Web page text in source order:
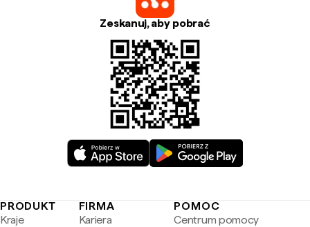
Zeskanuj, aby pobrać
PRODUKT
Kraje
FIRMA
Kariera
POMOC
Centrum pomocy